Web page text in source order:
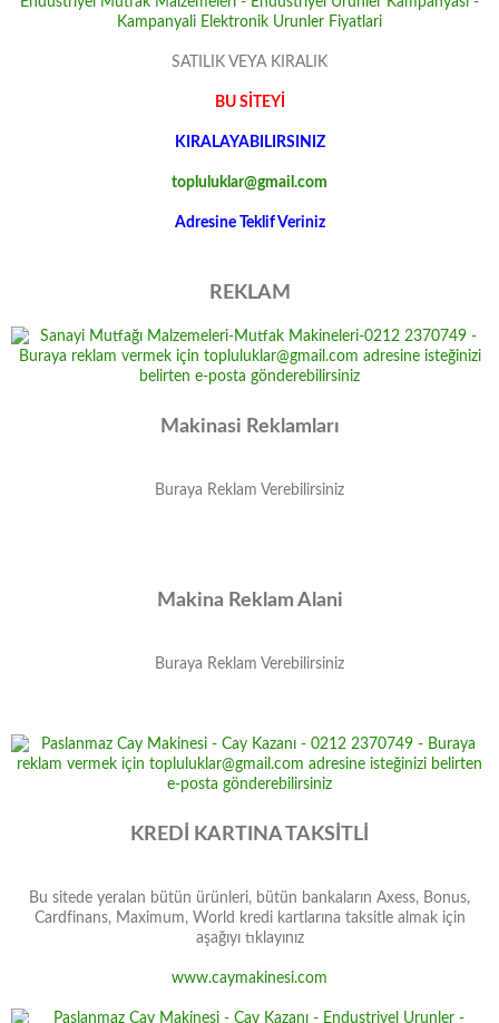
SATILIK VEYA KIRALIK
BU SİTEYİ
KIRALAYABILIRSINIZ
topluluklar@gmail.com
Adresine Teklif Veriniz
REKLAM
Makinasi Reklamları
Buraya Reklam Verebilirsiniz
Makina Reklam Alani
Buraya Reklam Verebilirsiniz
KREDİ KARTINA TAKSİTLİ
Bu sitede yeralan bütün ürünleri, bütün bankaların Axess, Bonus,
Cardfinans, Maximum, World kredi kartlarına taksitle almak için
aşağıyı tıklayınız
www.caymakinesi.com